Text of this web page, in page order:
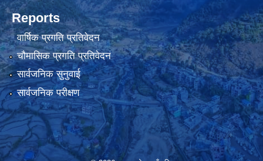
Reports
वार्षिक प्रगति प्रतिवेदन
चौमासिक प्रगति प्रतिवेदन
सार्वजनिक सुनुवाई
सार्वजनिक परीक्षण